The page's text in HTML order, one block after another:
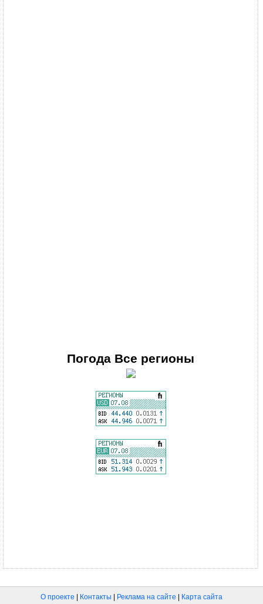
Погода Все регионы
О проекте Контакты Реклама на сайте Карта сайта